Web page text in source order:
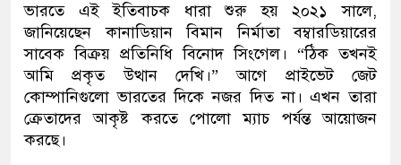
ভারতে এই ইতিবাচক ধারা শুরু হয় ২০২১ সালে,
জানিয়েছেন কানাডিয়ান বিমান নির্মাতা বম্বারডিয়ারের
সাবেক বিক্রয় প্রতিনিধি বিনোদ সিংগেল। “ঠিক তখনই
আমি প্রকৃত উত্থান দেখি।” আগে প্রাইভেট জেট
কোম্পানিগুলো ভারতের দিকে নজর দিত না। এখন তারা
ক্রেতাদের আকৃষ্ট করতে পোলো ম্যাচ পর্যন্ত আয়োজন
করছে।